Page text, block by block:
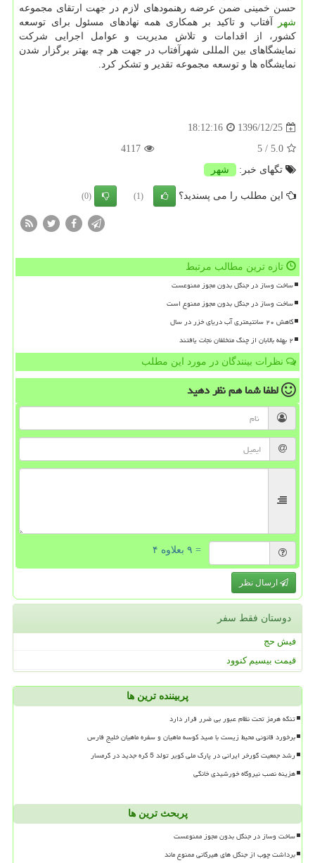
حسن خمینی ضمن عرضه رهنمودهای لازم در جهت ارتقای مجموعه
شهر
آفتاب و تاكید بر همكاری همه نهادهای مسئول برای توسعه
كشور، از اقدامات و تلاش مدیریت و عوامل اجرایی شركت
نمایشگاهای بین المللی شهرآفتاب در جهت هر چه بهتر برگزار شدن
نمایشگاه ها و توسعه مجموعه تقدیر و تشكر كرد.
1396/12/25
18:12:16
5.0
/ 5
4117
تگهای خبر:
شهر
این مطلب را می پسندید؟ (1)
(0)
تازه ترین مطالب مرتبط
ساخت وساز در جنگل بدون مجوز ممنوعست
ساخت وساز در جنگل بدون مجوز ممنوع است
کاهش ۲۰ سانتیمتری آب دریای خزر در سال
۲ بهله بالابان از چنگ متخلفان نجات یافتند
نظرات بینندگان در مورد این مطلب
لطفا شما همنظر دهید
= ۹ بعلاوه ۴
ارسال نظر
دوستان فقط سفر
فیش حج
قیمت بیسیم کنوود
پربیننده ترین ها
تنگه هرمز تحت نظام عبور بی ضرر قرار دارد
برخورد قانونی محیط زیست با صید کوسه ماهیان و سفره ماهیان خلیج فارس
رشد جمعیت گورخر ایرانی در پارک ملی کویر تولد 5 کره جدید در گرمسار
هزینه نصب نیروگاه خورشیدی خانگی
پربحث ترین ها
ساخت وساز در جنگل بدون مجوز ممنوعست
برداشت چوب از جنگل های هیرکانی ممنوع ماند